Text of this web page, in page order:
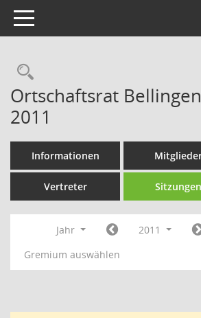
Toggle navigation
Rechercheauswahl
Ortschaftsrat
2011
Informationen
Vertreter Sitzungen
Jahr
2011
Gremium auswählen